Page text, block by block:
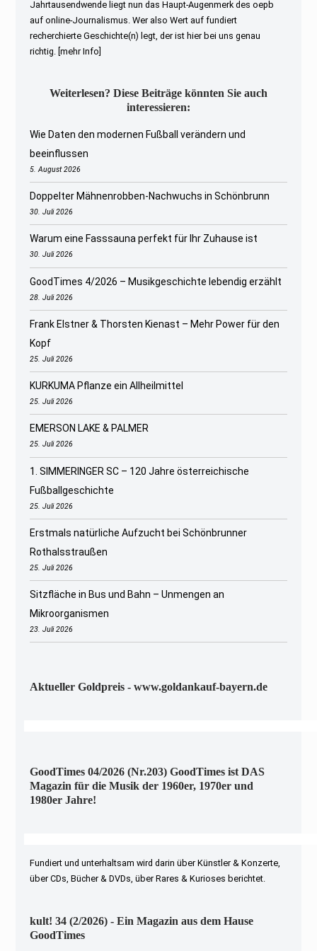
Jahrtausendwende liegt nun das Haupt-Augenmerk des oepb
auf online-Journalismus. Wer also Wert auf fundiert
recherchierte Geschichte(n) legt, der ist hier bei uns genau
richtig. [mehr Info]
Weiterlesen? Diese Beiträge könnten Sie auch
interessieren:
Wie Daten den modernen Fußball verändern und
beeinflussen
5. August 2026
Doppelter Mähnenrobben-Nachwuchs in Schönbrunn
30. Juli 2026
Warum eine Fasssauna perfekt für Ihr Zuhause ist
30. Juli 2026
GoodTimes 4/2026 – Musikgeschichte lebendig erzählt
28. Juli 2026
Frank Elstner & Thorsten Kienast – Mehr Power für den
Kopf
25. Juli 2026
KURKUMA Pflanze ein Allheilmittel
25. Juli 2026
EMERSON LAKE & PALMER
25. Juli 2026
1. SIMMERINGER SC – 120 Jahre österreichische
Fußballgeschichte
25. Juli 2026
Erstmals natürliche Aufzucht bei Schönbrunner
Rothalsstraußen
25. Juli 2026
Sitzfläche in Bus und Bahn – Unmengen an
Mikroorganismen
23. Juli 2026
Aktueller Goldpreis - www.goldankauf-bayern.de
GoodTimes 04/2026 (Nr.203) GoodTimes ist DAS
Magazin für die Musik der 1960er, 1970er und
1980er Jahre!
Fundiert und unterhaltsam wird darin über Künstler & Konzerte,
über CDs, Bücher & DVDs, über Rares & Kurioses berichtet.
kult! 34 (2/2026) - Ein Magazin aus dem Hause
GoodTimes